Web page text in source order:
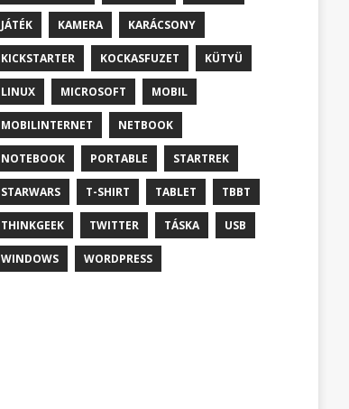
JÁTÉK KAMERA KARÁCSONY
KICKSTARTER KOCKASFUZET KÜTYÜ
LINUX MICROSOFT MOBIL
MOBILINTERNET NETBOOK
NOTEBOOK PORTABLE STARTREK
STARWARS T-SHIRT TABLET TBBT
THINKGEEK TWITTER TÁSKA USB
WINDOWS WORDPRESS